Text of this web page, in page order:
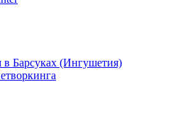
Барсуках (Ингушетия)